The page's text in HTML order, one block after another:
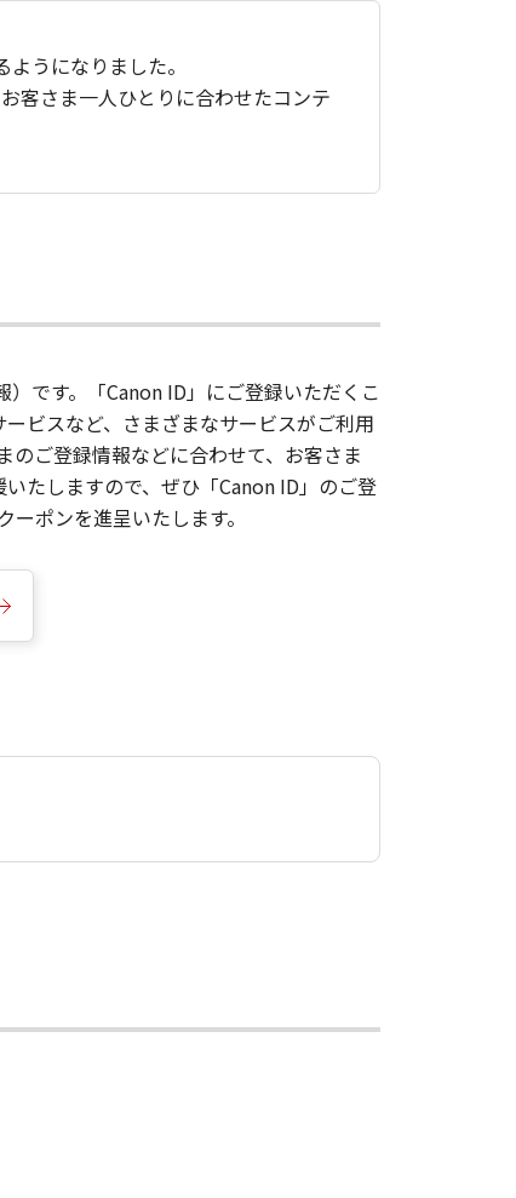
うになりました。
客さま一人ひとりに合わせたコンテ
です。「Canon ID」にご登録いただくこ
ビスなど、さまざまなサービスがご利用
ご登録情報などに合わせて、お客さま
たしますので、ぜひ「Canon ID」のご登
ポンを進呈いたします。